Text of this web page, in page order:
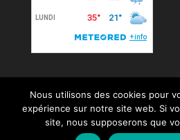
© 2020 Mairie de Saint-
Nous utilisons des cookies pour
expérience sur notre site web. Si
site, nous supposerons que